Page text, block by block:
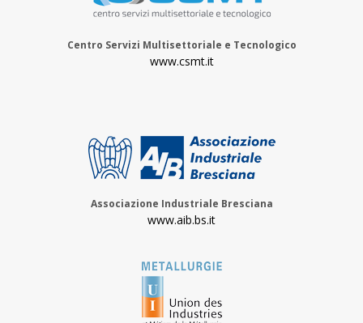
Centro Servizi Multisettoriale e Tecnologico
www.csmt.it
Associazione Industriale Bresciana
www.aib.bs.it